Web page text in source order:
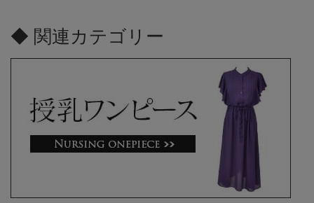
◆ 関連カテゴリー